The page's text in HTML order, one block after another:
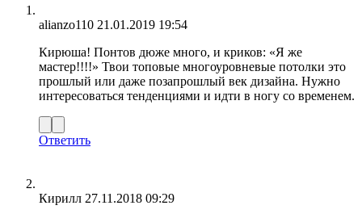
alianzo110 21.01.2019 19:54
Кирюша! Понтов дюже много, и криков: «Я же
мастер!!!!» Твои топовые многоуровневые потолки это
прошлый или даже позапрошлый век дизайна. Нужно
интересоваться тенденциями и идти в ногу со временем.
Ответить
Кирилл 27.11.2018 09:29